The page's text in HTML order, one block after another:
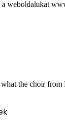
weboldalukat
the choir from